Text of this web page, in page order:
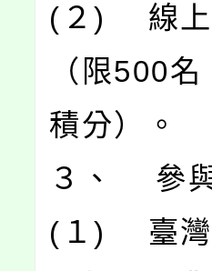
(２) 線上
（限500
積分）。
３、 參與
(１) 臺灣